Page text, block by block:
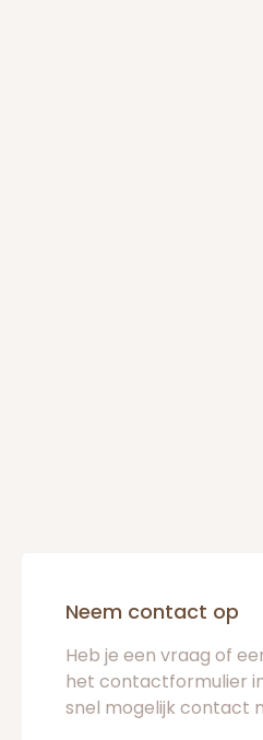
Neem contact op
Heb je een vraag of
het contactformulier
snel mogelijk contact